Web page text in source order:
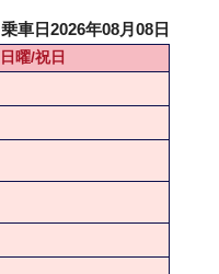
乗車日2026年08月08日
日曜/祝日